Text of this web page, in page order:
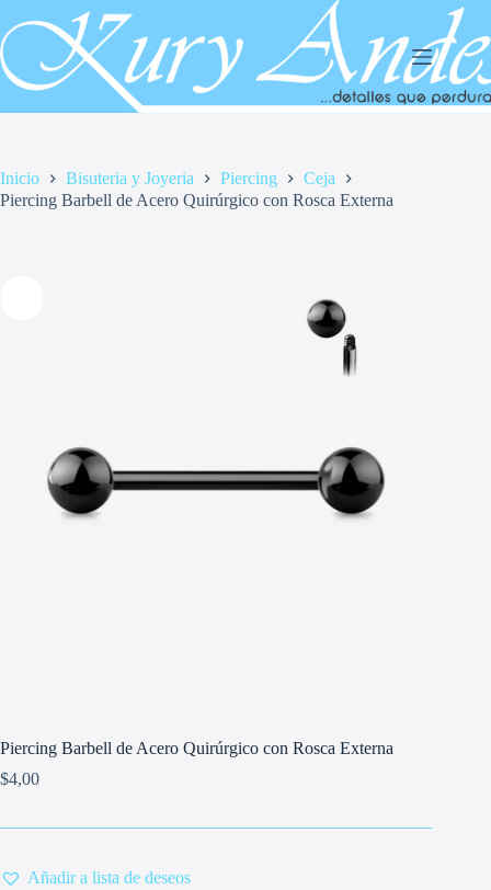
al
contenido
Inicio Bisuteria y Joyeria Piercing
Ceja
Piercing Barbell de Acero Quirúrgico con Rosca Externa
Piercing Barbell de Acero Quirúrgico con Rosca Externa
$4,00
Añadir a lista de deseos